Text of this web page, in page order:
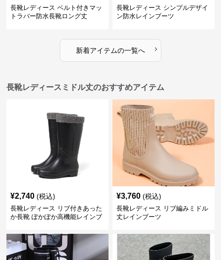
長靴レディース ベルト付きマッ
トラバー防水長靴ロング丈
長靴レディース シンプルデザイ
ン防水レインブーツ
新着アイテムの一覧へ ›
長靴レディースミドル丈のおすすめアイテム
¥2,740 (税込)
長靴レディース リブ付きあった
か長靴 ぽかぽか高機能レインブ
¥3,760 (税込)
長靴レディース リブ編みミドル
丈レインブーツ